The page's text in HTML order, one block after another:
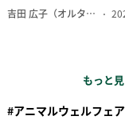
吉田 広子（オルタナ輪番編集長）
もっと
#アニマルウェルフェア